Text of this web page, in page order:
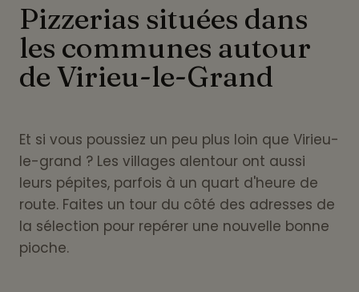
Pizzerias situées dans
les communes autour
de Virieu-le-Grand
Et si vous poussiez un peu plus loin que Virieu-
le-grand ? Les villages alentour ont aussi
leurs pépites, parfois à un quart d'heure de
route. Faites un tour du côté des adresses de
la sélection pour repérer une nouvelle bonne
pioche.